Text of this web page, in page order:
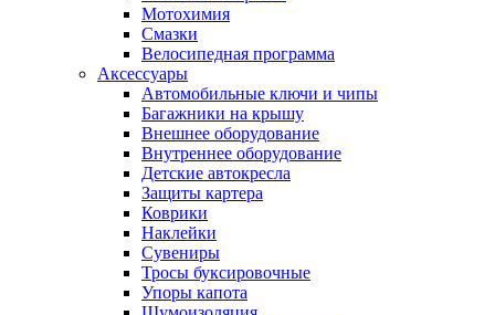
Мотохимия
Смазки
Велосипедная программа
Аксессуары
Автомобильные ключи и чипы
Багажники на крышу
Внешнее оборудование
Внутреннее оборудование
Детские автокресла
Защиты картера
Коврики
Наклейки
Сувениры
Тросы буксировочные
Упоры капота